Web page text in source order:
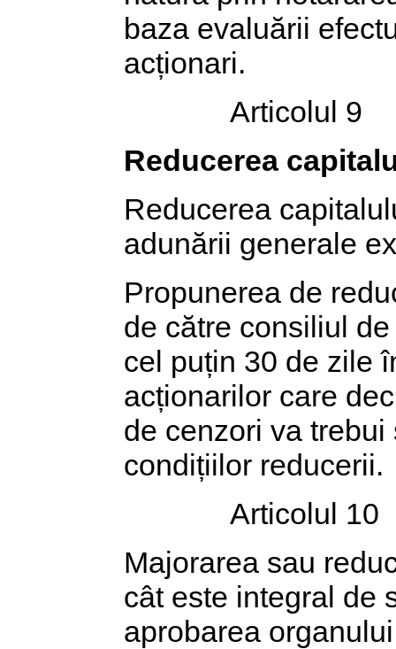
baza evaluării
acționari.
Articolul 9
Reducerea
Reducerea
adunării generale
Propunerea de
de către consiliul
cel puțin 30 de zile
acționarilor care
de cenzori va
condițiilor reducerii.
Articolul 10
Majorarea sau
cât este integral de
aprobarea